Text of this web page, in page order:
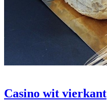
Casino wit vierkant